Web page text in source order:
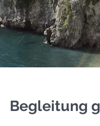
Begleitung